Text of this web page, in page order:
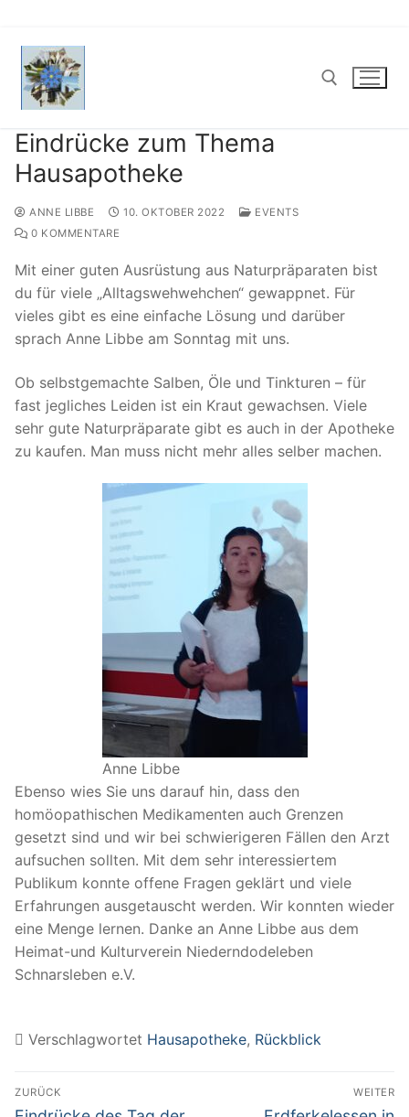
Inhalt
springen
Suchen nach:
Eindrücke zum Thema
Hausapotheke
ANNE LIBBE 10. OKTOBER 2022
EVENTS
0 KOMMENTARE
Mit einer guten Ausrüstung aus Naturpräparaten bist
du für viele „Alltagswehwehchen“ gewappnet. Für
vieles gibt es eine einfache Lösung und darüber
sprach Anne Libbe am Sonntag mit uns.
Ob selbstgemachte Salben, Öle und Tinkturen – für
fast jegliches Leiden ist ein Kraut gewachsen. Viele
sehr gute Naturpräparate gibt es auch in der Apotheke
zu kaufen. Man muss nicht mehr alles selber machen.
Anne Libbe
Ebenso wies Sie uns darauf hin, dass den
homöopathischen Medikamenten auch Grenzen
gesetzt sind und wir bei schwierigeren Fällen den Arzt
aufsuchen sollten. Mit dem sehr interessiertem
Publikum konnte offene Fragen geklärt und viele
Erfahrungen ausgetauscht werden. Wir konnten wieder
eine Menge lernen. Danke an Anne Libbe aus dem
Heimat-und Kulturverein Niederndodeleben
Schnarsleben e.V.
Verschlagwortet Hausapotheke, Rückblick
Beitragsnavigation
ZURÜCK WEITER